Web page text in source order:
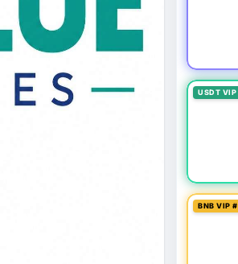
USDT
BNB VIP